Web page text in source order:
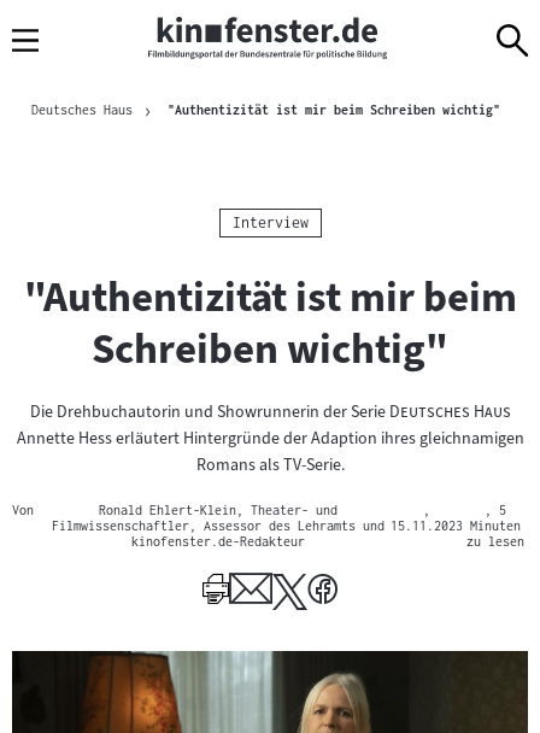
Navigation
zum
zur
Brotkrümelnavigation
Deutsches Haus "Authentizität ist mir beim Schreiben wichtig"
Kategorie:
Interview
"Authentizität ist mir beim
Schreiben wichtig"
Die Drehbuchautorin und Showrunnerin der Serie "Deutsches Haus"
Annette Hess erläutert Hintergründe der Adaption ihres gleichnamigen
Romans als TV-Serie.
Von
Ronald Ehlert-Klein, Theater- und
Filmwissenschaftler, Assessor des Lehramts und
kinofenster.de-Redakteur
15.11.2023
, 5
Minuten
zu lesen